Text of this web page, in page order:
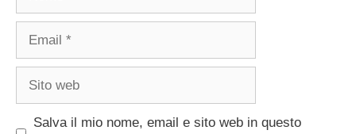
Email
Sito
Salva il mio nome, email e sito web in questo